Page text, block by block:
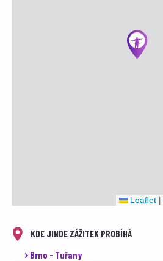
Leaflet |
KDE JINDE ZÁŽITEK PROBÍHÁ
Brno - Tuřany